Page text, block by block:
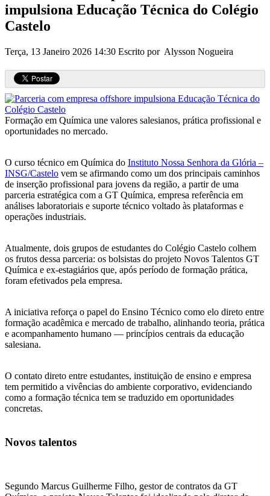
impulsiona Educação Técnica do Colégio
Castelo
Terça, 13 Janeiro 2026 14:30 Escrito por Alysson Nogueira
Formação em Química une valores salesianos, prática profissional e
oportunidades no mercado.
O curso técnico em Química do Instituto Nossa Senhora da Glória –
INSG/Castelo vem se afirmando como um dos principais caminhos
de inserção profissional para jovens da região, a partir de uma
parceria estratégica com a GT Química, empresa referência em
análises laboratoriais e suporte técnico voltado às plataformas e
operações industriais.
Atualmente, dois grupos de estudantes do Colégio Castelo colhem
os frutos dessa parceria: os bolsistas do projeto Novos Talentos GT
Química e ex-estagiários que, após período de formação prática,
foram efetivados pela empresa.
A iniciativa reforça o papel do Ensino Técnico como elo direto entre
formação acadêmica e mercado de trabalho, alinhando teoria, prática
e acompanhamento humano — princípios centrais da educação
salesiana.
O contato direto entre estudantes, instituição de ensino e empresa
tem permitido a vivências do ambiente corporativo, evidenciando
como a formação técnica tem se traduzido em oportunidades
concretas.
Novos talentos
Segundo Marcus Guilherme Filho, gestor de contratos da GT